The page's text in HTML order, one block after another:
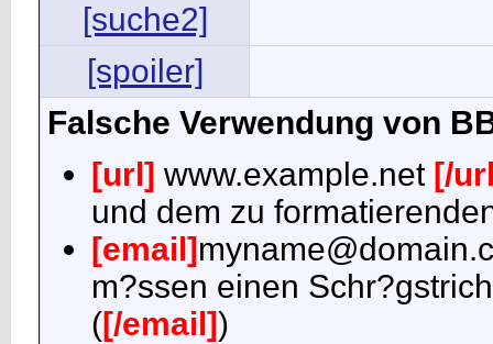
[suche2]
[spoiler]
Falsche Verwendung von
[url] www.example.net [/
und dem zu
[email]
m?ssen einen
([/email])